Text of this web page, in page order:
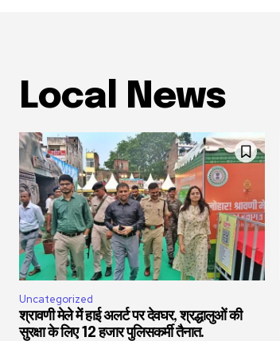
Local News
Uncategorized
श्रावणी मेले में हाई अलर्ट पर देवघर, श्रद्धालुओं की
सुरक्षा के लिए 12 हजार पुलिसकर्मी तैनात.